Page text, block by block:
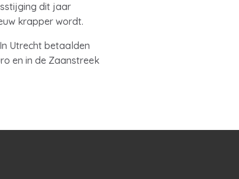
dit jaar
krapper wordt.
Utrecht betaalden
en in de Zaanstreek